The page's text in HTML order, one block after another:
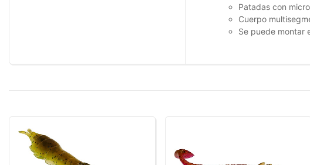
Patadas con
Cuerpo
Se puede montar